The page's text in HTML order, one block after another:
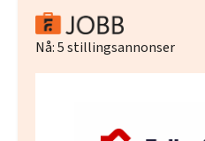
Nå:5stillingsannonser